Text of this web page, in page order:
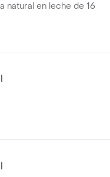
natural en leche de 16